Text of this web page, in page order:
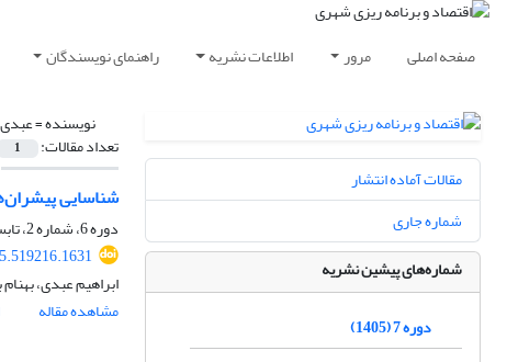
صفحه اصلی مرور اطلاعات نشریه راهنمای نویسندگان
نویسنده =
تعداد مقالات: 1
شناسایی
دوره 6، شماره 2، تابستان 1404، صفحه
ابراهیم عبدی،
مشاهده مقاله
مقالات آماده انتشار
شماره جاری
شماره‌های پیشین نشریه
دوره 7 (1405)